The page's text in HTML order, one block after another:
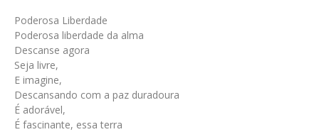
Poderosa Liberdade
Poderosa liberdade da alma
Descanse agora
Seja livre,
E imagine,
Descansando com a paz duradoura
É adorável,
É fascinante, essa terra